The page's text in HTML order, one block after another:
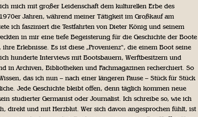
mich mit großer Leidenschaft dem kulturellen Erbe des
Jahren, während meiner Tätigkeit im Großkauf am
ich fasziniert die Testfahrten von Dieter König und seinem
in mir eine tiefe Begeisterung für die Geschichte der Boote
Erlebnisse. Es ist diese „Provenienz“, die einem Boot seine
hunderte Interviews mit Bootsbauern, Werftbesitzern und
in Archiven, Bibliotheken und Fachmagazinen recherchiert. So
das ich nun – nach einer längeren Pause – Stück für Stück
Jede Geschichte bleibt offen, denn täglich kommen neue
studierter Germanist oder Journalist. Ich schreibe so, wie ich
direkt und mit Herzblut. Wer sich davon angesprochen fühlt, ist